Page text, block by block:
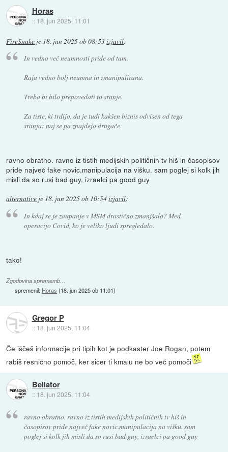
Horas
:: 18. jun 2025, 11:01
FireSnake je 18. jun 2025 ob 08:53izjavil:
In vedno več neumnosti pride od tam.
Raja vedno bolj neumna in zmanipulirana.
Treba bi bilo prepovedati to sranje.
Za tiste, ki trdijo, da je tudi kakšen biznis odvisen od tega
sranja: naj se pa znajdejo drugače.
ravno obratno. ravno iz tistih medijskih političnih tv hiš in časopisov
pride največ fake novic.manipulacija na višku. sam poglej si kolk jih
misli da so rusi bad guy, izraelci pa good guy
alternative je 18. jun 2025 ob 10:54izjavil:
In kdaj se je zaupanje v MSM drastično zmanjšalo? Med
operacijo Covid, ko je veliko ljudi spregledalo.
tako!
Zgodovina sprememb…
spremenil: Horas (18. jun 2025 ob 11:01)
Gregor P
:: 18. jun 2025, 11:04
Če iščeš informacije pri tipih kot je podkaster Joe Rogan, potem
rabiš resnično pomoč, ker sicer ti kmalu ne bo več pomoči
Bellator
:: 18. jun 2025, 11:04
ravno obratno. ravno iz tistih medijskih političnih tv hiš in
časopisov pride največ fake novic.manipulacija na višku. sam
poglej si kolk jih misli da so rusi bad guy, izraelci pa good guy